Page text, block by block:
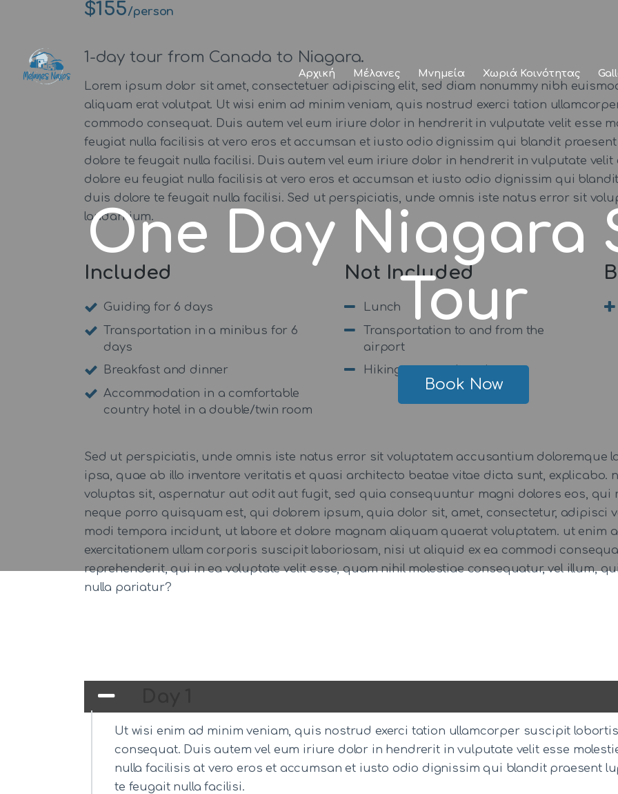
Αρχική Μέλανες Μνημεία Χωριά Κοινότητας
One Day Niagara
Tour
Book Now
Μέλανες
Μνημεία
Χωριά
Κοινότητας
Gallery
$155/person
1-day tour from Canada to Niagara.
Lorem ipsum dolor sit amet, consectetuer adipiscing elit, sed diam nonummy nibh
aliquam erat volutpat. Ut wisi enim ad minim veniam, quis nostrud exerci tation
commodo consequat. Duis autem vel eum iriure dolor in hendrerit in vulputate velit esse
feugiat nulla facilisis at vero eros et accumsan et iusto odio dignissim qui blandit
dolore te feugait nulla facilisi. Duis autem vel eum iriure dolor in hendrerit in vulputate velit
dolore eu feugiat nulla facilisis at vero eros et accumsan et iusto odio dignissim qui
duis dolore te feugait nulla facilisi. Sed ut perspiciatis, unde omnis iste natus error sit
laudantium.
Included
Guiding for 6 days
Transportation in a minibus for 6
days
Breakfast and dinner
Accommodation in a comfortable
country hotel in a double/twin room
Not Included
Lunch
Transportation to and from the
airport
Hiking gear and equipment
Sed ut perspiciatis, unde omnis iste natus error sit voluptatem accusantium doloremque
ipsa, quae ab illo inventore veritatis et quasi architecto beatae vitae dicta sunt, explicabo.
voluptas sit, aspernatur aut odit aut fugit, sed quia consequuntur magni dolores eos, qui
neque porro quisquam est, qui dolorem ipsum, quia dolor sit, amet, consectetur, adipisci
modi tempora incidunt, ut labore et dolore magnam aliquam quaerat voluptatem. ut enim
exercitationem ullam corporis suscipit laboriosam, nisi ut aliquid ex ea commodi
reprehenderit, qui in ea voluptate velit esse, quam nihil molestiae consequatur, vel illum,
nulla pariatur?
Ut wisi enim ad minim veniam, quis nostrud exerci tation ullamcorper suscipit
consequat. Duis autem vel eum iriure dolor in hendrerit in vulputate velit esse
nulla facilisis at vero eros et accumsan et iusto odio dignissim qui blandit praesent
te feugait nulla facilisi.